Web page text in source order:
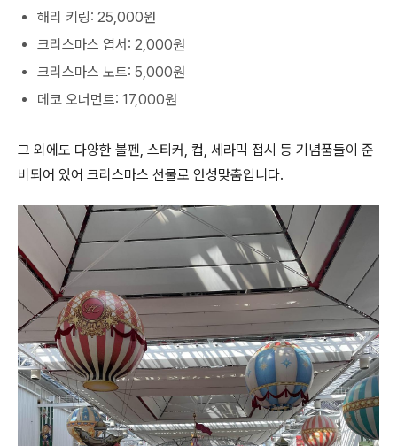
해리 키링: 25,000원
크리스마스 엽서: 2,000원
크리스마스 노트: 5,000원
데코 오너먼트: 17,000원
그 외에도 다양한 볼펜, 스티커, 컵, 세라믹 접시 등 기념품들이 준
비되어 있어 크리스마스 선물로 안성맞춤입니다.